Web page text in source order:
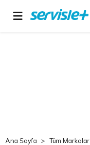
Ana Sayfa Tüm Markalar